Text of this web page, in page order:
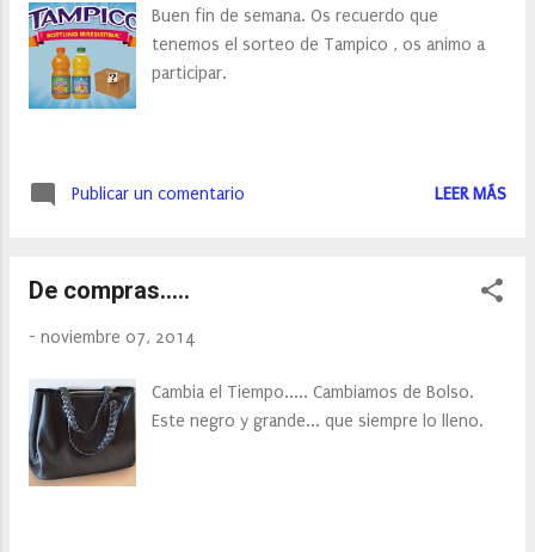
Buen fin de semana. Os recuerdo que
tenemos el sorteo de Tampico , os animo a
participar.
Publicar un comentario LEER MÁS
De compras.....
- noviembre 07, 2014
Cambia el Tiempo..... Cambiamos de Bolso.
Este negro y grande... que siempre lo lleno.